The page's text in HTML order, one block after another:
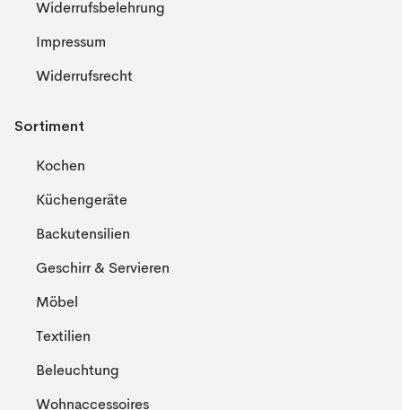
Widerrufsbelehrung
Impressum
Widerrufsrecht
Sortiment
Kochen
Küchengeräte
Backutensilien
Geschirr & Servieren
Möbel
Textilien
Beleuchtung
Wohnaccessoires